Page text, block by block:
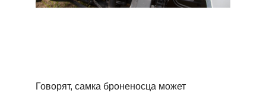
Говорят, самка броненосца может